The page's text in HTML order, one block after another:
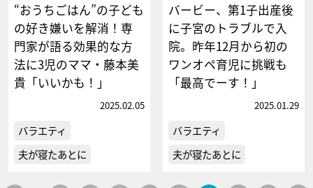
“おうちごはん”の子ども
の好き嫌いを解消！専
門家が語る効果的な方
法に3児のママ・藤本美
貴「いいかも！」
2025.02.05
バラエティ
夫が寝たあとに
バービー、第1子出産後
に子宮のトラブルで入
院。昨年12月から初の
ワンオペ育児に挑戦も
「最高でーす！」
2025.01.29
バラエティ
夫が寝たあとに